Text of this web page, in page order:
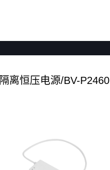
隔离恒压电源/BV-P2460